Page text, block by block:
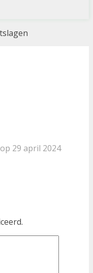
29 april 2024